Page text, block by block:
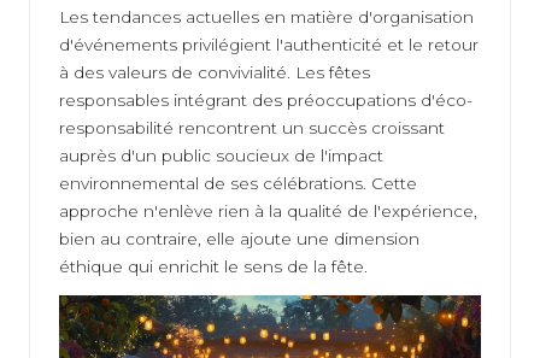
Les tendances actuelles en matière d'organisation
d'événements privilégient l'authenticité et le retour
à des valeurs de convivialité. Les fêtes
responsables intégrant des préoccupations d'éco-
responsabilité rencontrent un succès croissant
auprès d'un public soucieux de l'impact
environnemental de ses célébrations. Cette
approche n'enlève rien à la qualité de l'expérience,
bien au contraire, elle ajoute une dimension
éthique qui enrichit le sens de la fête.